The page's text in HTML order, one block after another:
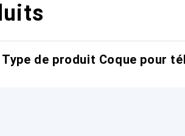
de produit Coque pour